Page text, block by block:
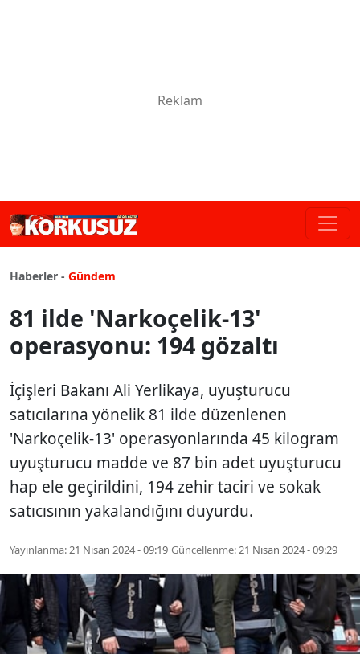
Haberler - Gündem
81 ilde 'Narkoçelik-13'
operasyonu: 194 gözaltı
İçişleri Bakanı Ali Yerlikaya, uyuşturucu
satıcılarına yönelik 81 ilde düzenlenen
'Narkoçelik-13' operasyonlarında 45 kilogram
uyuşturucu madde ve 87 bin adet uyuşturucu
hap ele geçirildini, 194 zehir taciri ve sokak
satıcısının yakalandığını duyurdu.
Yayınlanma:21 Nisan 2024 - 09:19 Güncellenme:21 Nisan 2024 - 09:29